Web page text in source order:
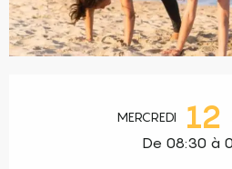
MERCREDI 12
De 08:30 à